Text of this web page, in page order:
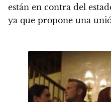
están en contra del
ya que propone una